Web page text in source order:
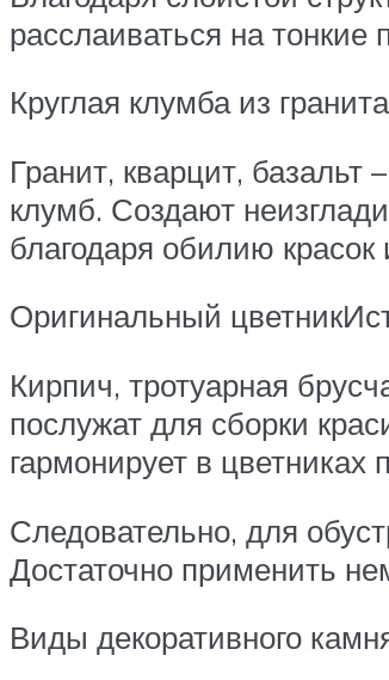
расслаиваться на
Круглая клумба из
Гранит, кварцит,
клумб. Создают
благодаря обилию
Оригинальный
Кирпич, тротуарная
послужат для сборки
гармонирует в
Следовательно, для
Достаточно применить
Виды декоративного